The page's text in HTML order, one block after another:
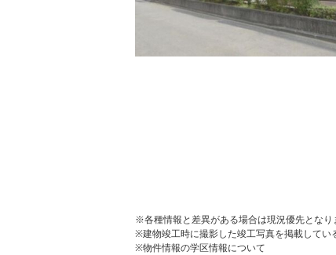
※各種情報と差異がある場合は現況優先となり
※建物竣工時に撮影した竣工写真を掲載してい
※物件情報の学区情報について